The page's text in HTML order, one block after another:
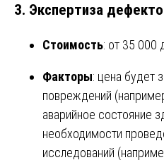
3. Экспертиза
Стоимость: от 35 000
Факторы: цена будет
повреждений
аварийное состояние
необходимости
исследований